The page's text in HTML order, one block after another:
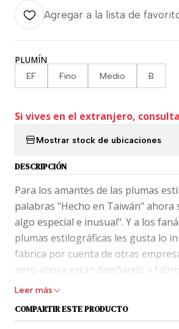
Agregar a la lista de
PLUMÍN
EF Fino Medio B
Si vives en el extranjero,
Mostrar stock de ubicaciones
DESCRIPCIÓN
Para los amantes de las plumas
palabras "Hecho en Taiwán" ahora
algo especial e inusual". Y a los
plumas estilográficas les gusta lo
fabrica por cuenta de otras
pero ahora están diseñando y
propias plumas, apuntando con
queremos algo un poco diferente.
Leer más
COMPARTIR ESTE PRODUCTO